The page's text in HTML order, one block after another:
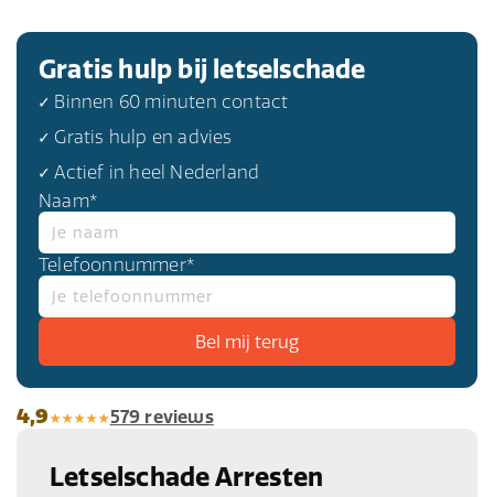
Gratis hulp bij letselschade
✓ Binnen 60 minuten contact
✓ Gratis hulp en advies
✓ Actief in heel Nederland
Naam*
Telefoonnummer*
4,9 579 reviews
Letselschade Arresten